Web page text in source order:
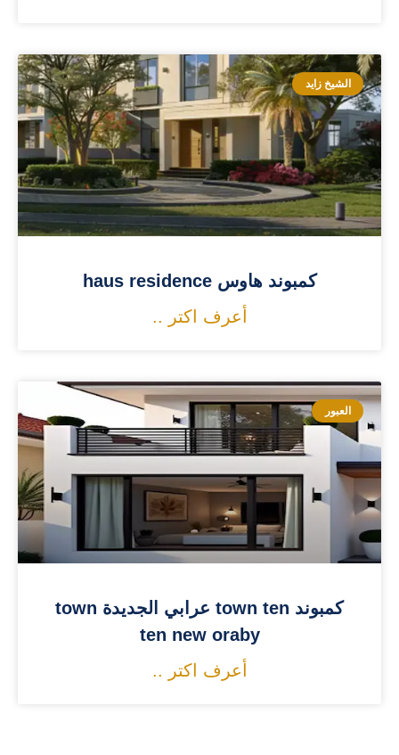
الشيخ زايد
كمبوند هاوس haus residence
أعرف اكتر ..
العبور
كمبوند town ten عرابي الجديدة town
ten new oraby
أعرف اكتر ..